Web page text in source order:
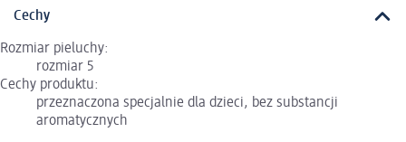
Cechy
Rozmiar pieluchy:
rozmiar 5
Cechy produktu:
przeznaczona specjalnie dla dzieci, bez substancji
aromatycznych